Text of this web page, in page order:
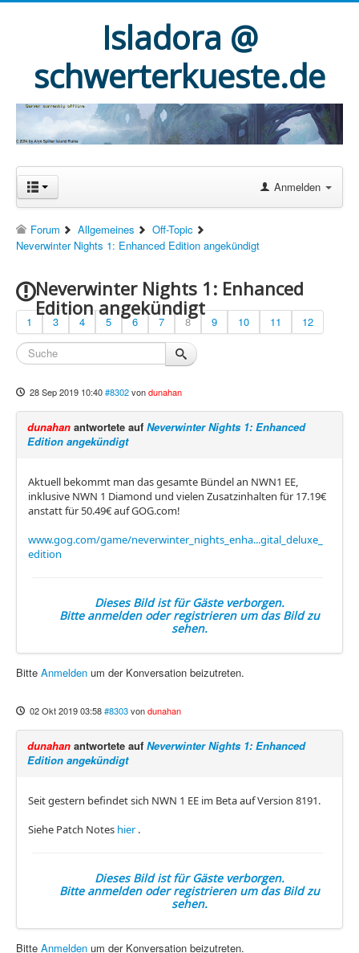
Isladora @
schwerterkueste.de
Anmelden
Forum Allgemeines
Off-Topic
Neverwinter Nights 1: Enhanced Edition angekündigt
Neverwinter Nights 1: Enhanced
Edition angekündigt
1 3 4 5 6 7 8 9 10 11 12
28 Sep 2019 10:40#8302vondunahan
dunahan antwortete auf Neverwinter Nights 1: Enhanced
Edition angekündigt
Aktuell bekommt man das gesamte Bündel an NWN1 EE,
inklusive NWN 1 Diamond und vielen Zusatzinhalten für 17.19€
anstatt für 50.49€ auf GOG.com!
www.gog.com/game/neverwinter_nights_enha...gital_deluxe_
edition
Dieses Bild ist für Gäste verborgen.
Bitte anmelden oder registrieren um das Bild zu
sehen.
Bitte Anmelden um der Konversation beizutreten.
02 Okt 2019 03:58#8303vondunahan
dunahan antwortete auf Neverwinter Nights 1: Enhanced
Edition angekündigt
Seit gestern befindet sich NWN 1 EE im Beta auf Version 8191.
Siehe Patch Notes hier.
Dieses Bild ist für Gäste verborgen.
Bitte anmelden oder registrieren um das Bild zu
sehen.
Bitte Anmelden um der Konversation beizutreten.